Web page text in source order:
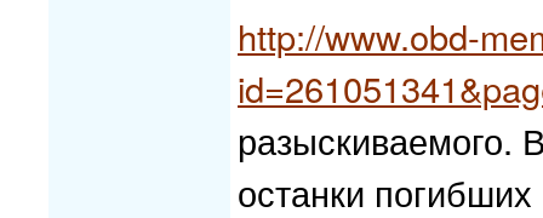
http://www.obd-
разыскиваемого.
останки